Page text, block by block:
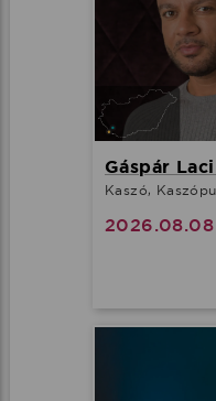
Gáspár
Kaszó,
2026.08.08